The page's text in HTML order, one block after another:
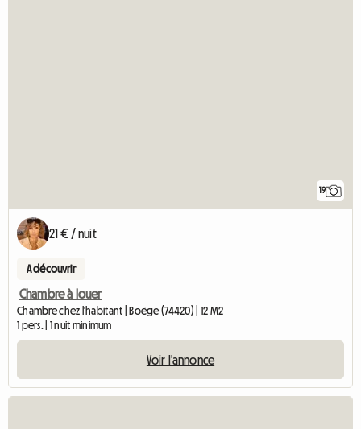
19
21 € / nuit
A découvrir
Chambre à louer
Chambre chez l'habitant | Boëge (74420) | 12 M2
1 pers. | 1 nuit minimum
Voir l'annonce